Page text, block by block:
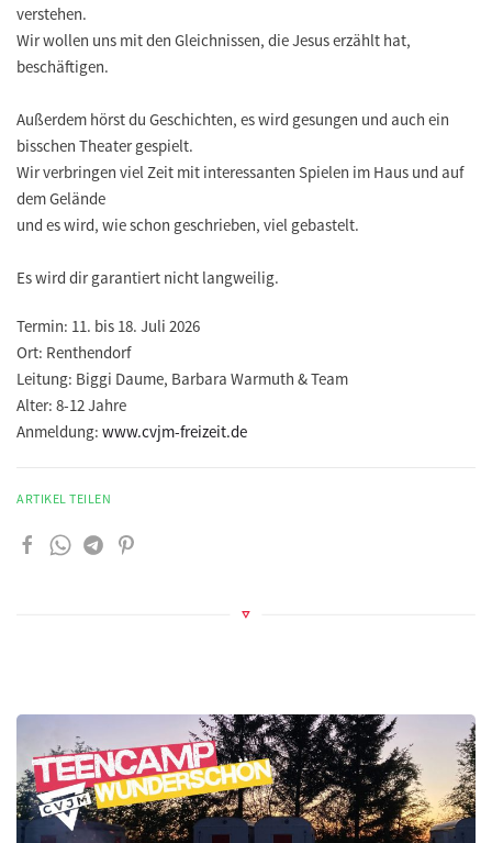
verstehen.
Wir wollen uns mit den Gleichnissen, die Jesus erzählt hat,
beschäftigen.
Außerdem hörst du Geschichten, es wird gesungen und auch ein
bisschen Theater gespielt.
Wir verbringen viel Zeit mit interessanten Spielen im Haus und auf
dem Gelände
und es wird, wie schon geschrieben, viel gebastelt.
Es wird dir garantiert nicht langweilig.
Termin: 11. bis 18. Juli 2026
Ort: Renthendorf
Leitung: Biggi Daume, Barbara Warmuth & Team
Alter: 8-12 Jahre
Anmeldung: www.cvjm-freizeit.de
ARTIKEL TEILEN